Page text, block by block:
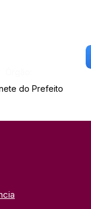
do Prefeito